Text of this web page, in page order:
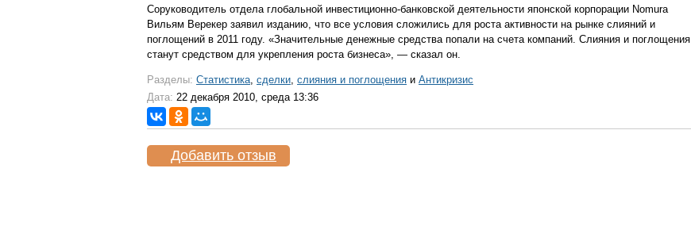
Соруководитель отдела глобальной инвестиционно-банковской деятельности японской корпорации Nomura
Вильям Верекер заявил изданию, что все условия сложились для роста активности на рынке слияний и
поглощений в 2011 году. «Значительные денежные средства попали на счета компаний. Слияния и поглощения
станут средством для укрепления роста бизнеса», — сказал он.
Разделы: Статистика, сделки, слияния и поглощения и Антикризис
Дата: 22 декабря 2010, среда 13:36
Добавить отзыв